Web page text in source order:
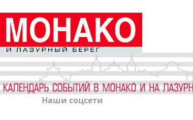
Наши соцсети